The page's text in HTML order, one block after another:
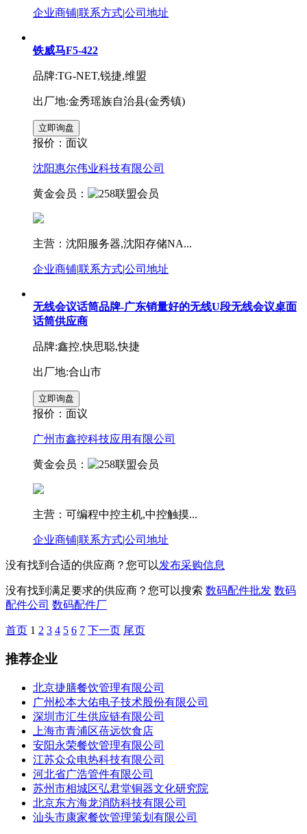
企业商铺|联系方式|公司地址
铁威马F5-422
品牌:TG-NET,锐捷,维盟
出厂地:金秀瑶族自治县(金秀镇)
报价： 面议
沈阳惠尔伟业科技有限公司
黄金会员：
主营：沈阳服务器,沈阳存储NA...
企业商铺|联系方式|公司地址
无线会议话筒品牌-广东销量好的无线U段无线会议桌面
话筒供应商
品牌:鑫控,快思聪,快捷
出厂地:合山市
报价： 面议
广州市鑫控科技应用有限公司
黄金会员：
主营：可编程中控主机,中控触摸...
企业商铺|联系方式|公司地址
没有找到合适的供应商？您可以发布采购信息
没有找到满足要求的供应商？您可以搜索 数码配件批发 数码
配件公司 数码配件厂
首页 1 2 3 4 5 6 7 下一页 尾页
推荐企业
北京捷膳餐饮管理有限公司
广州松本大佑电子技术股份有限公司
深圳市汇生供应链有限公司
上海市青浦区蓓远饮食店
安阳永荣餐饮管理有限公司
江苏众众电热科技有限公司
河北省广浩管件有限公司
苏州市相城区弘君堂铜器文化研究院
北京东方海龙消防科技有限公司
汕头市康家餐饮管理策划有限公司